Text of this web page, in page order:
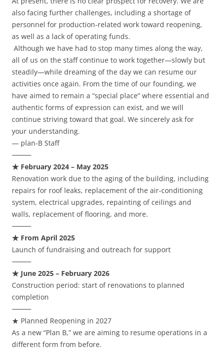
also facing further challenges, including a shortage of
personnel for production-related work toward reopening,
as well as a lack of operating funds.
Although we have had to stop many times along the way,
all of us on the staff continue to work together—slowly but
steadily—while dreaming of the day we can resume our
activities once again. From the time of our founding, we
have aimed to remain a “special place” where essential and
authentic forms of expression can exist, and we will
continue striving toward that goal. We sincerely ask for
your understanding.
— plan-B Staff
⸻
★ February 2024 – May 2025
Renovation work due to the aging of the building, including
repairs for roof leaks, replacement of the air-conditioning
system, electrical upgrades, repainting of ceilings and
walls, replacement of flooring, and more.
⸻
★ From April 2025
Launch of fundraising and outreach for support
⸻
★ June 2025 – February 2026
Construction period: start of renovations to planned
completion
⸻
★ Planned Reopening in 2027
As a new “Plan B,” we are aiming to resume operations in a
different form from before.